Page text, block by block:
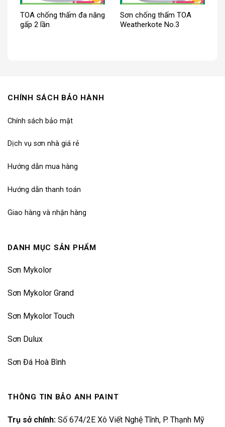
TOA chống thấm đa năng
gấp 2 lần
Sơn chống thấm TOA
Weatherkote No.3
CHÍNH SÁCH BẢO HÀNH
Chính sách bảo mật
Dịch vụ sơn nhà giá rẻ
Hướng dẫn mua hàng
Hướng dẫn thanh toán
Giao hàng và nhận hàng
DANH MỤC SẢN PHẨM
Sơn Mykolor
Sơn Mykolor Grand
Sơn Mykolor Touch
Sơn Dulux
Sơn Đá Hoà Bình
THÔNG TIN BẢO ANH PAINT
Trụ sở chính: Số 674/2E Xô Viết Nghệ Tĩnh, P. Thạnh Mỹ